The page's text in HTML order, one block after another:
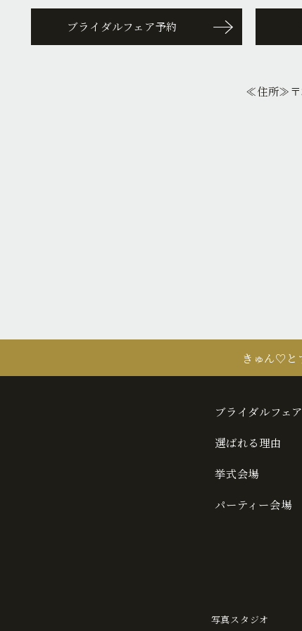
ブライダルフェア予約
≪住所≫
きゅん♡と
ブライダルフェア
選ばれる理由
挙式会場
パーティー会場
写真スタジオ